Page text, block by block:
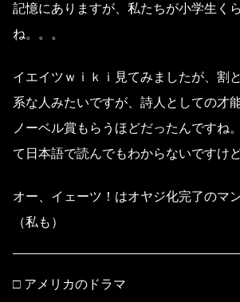
記憶にありますが、私たちが小学生く
ね。。。
イエイツｗｉｋｉ見てみましたが、割
系な人みたいですが、詩人としての才
ノーベル賞もらうほどだったんですね
て日本語で読んでもわからないですけど
オー、イェーツ！はオヤジ化完了のマ
（私も）
□ アメリカのドラマ